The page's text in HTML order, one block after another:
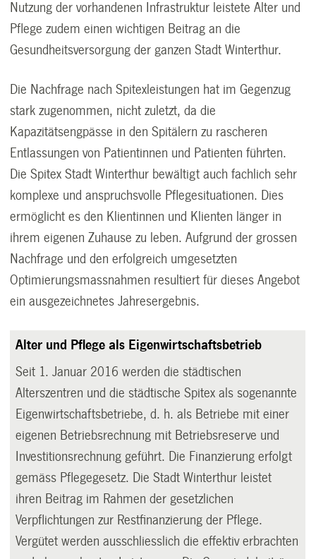
Nutzung der vorhandenen Infrastruktur leistete Alter und
Pflege zudem einen wichtigen Beitrag an die
Gesundheitsversorgung der ganzen Stadt Winterthur.
Die Nachfrage nach Spitexleistungen hat im Gegenzug
stark zugenommen, nicht zuletzt, da die
Kapazitätsengpässe in den Spitälern zu rascheren
Entlassungen von Patientinnen und Patienten führten.
Die Spitex Stadt Winterthur bewältigt auch fachlich sehr
komplexe und anspruchsvolle Pflegesituationen. Dies
ermöglicht es den Klientinnen und Klienten länger in
ihrem eigenen Zuhause zu leben. Aufgrund der grossen
Nachfrage und den erfolgreich umgesetzten
Optimierungsmassnahmen resultiert für dieses Angebot
ein ausgezeichnetes Jahresergebnis.
Alter und Pflege als Eigenwirtschaftsbetrieb
Seit 1. Januar 2016 werden die städtischen
Alterszentren und die städtische Spitex als sogenannte
Eigenwirtschaftsbetriebe, d. h. als Betriebe mit einer
eigenen Betriebsrechnung mit Betriebsreserve und
Investitionsrechnung geführt. Die Finanzierung erfolgt
gemäss Pflegegesetz. Die Stadt Winterthur leistet
ihren Beitrag im Rahmen der gesetzlichen
Verpflichtungen zur Restfinanzierung der Pflege.
Vergütet werden ausschliesslich die effektiv erbrachten